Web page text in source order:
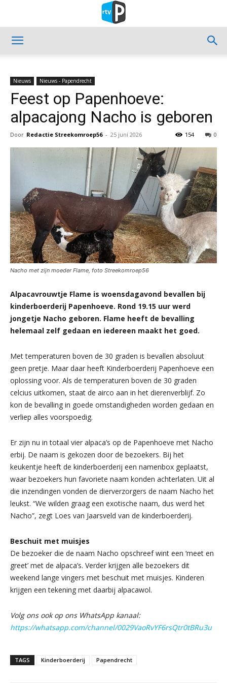
Nieuws Nieuws - Papendrecht
Feest op Papenhoeve:
alpacajong Nacho is geboren
Door Redactie Streekomroep56 - 25 juni 2026 0
154
Nacho met zijn moeder Flame, foto Streekomroep56
Alpacavrouwtje Flame is woensdagavond bevallen bij
kinderboerderij Papenhoeve. Rond 19.15 uur werd
jongetje Nacho geboren. Flame heeft de bevalling
helemaal zelf gedaan en iedereen maakt het goed.
Met temperaturen boven de 30 graden is bevallen absoluut
geen pretje. Maar daar heeft Kinderboerderij Papenhoeve een
oplossing voor. Als de temperaturen boven de 30 graden
celcius uitkomen, staat de airco aan in het dierenverblijf. Zo
kon de bevalling in goede omstandigheden worden gedaan en
verliep alles voorspoedig.
Er zijn nu in totaal vier alpaca’s op de Papenhoeve met Nacho
erbij. De naam is gekozen door de bezoekers. Bij het
keukentje heeft de kinderboerderij een namenbox geplaatst,
waar bezoekers hun favoriete naam konden achterlaten. Uit al
die inzendingen vonden de dierverzorgers de naam Nacho het
leukst. “We wilden graag een exotische naam, dus werd het
Nacho”, zegt Loes van Jaarsveld van de kinderboerderij.
Beschuit met muisjes
De bezoeker die de naam Nacho opschreef wint een ‘meet en
greet’ met de alpaca’s. Verder krijgen alle bezoekers dit
weekend lange vingers met beschuit met muisjes. Kinderen
krijgen een tekening met daarbij alpacawol.
Volg ons ook op ons WhatsApp kanaal:
https://whatsapp.com/channel/0029VaoRvYF6rsQtr0tBRu3u
TAGS Kinderboerderij Papendrecht